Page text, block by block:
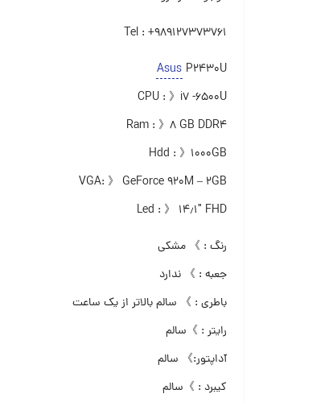
Tel : +989127373761
Asus P2430U
CPU : 》i7 -6500U
Ram : 》۸ GB DDR4
Hdd : 》۱۰۰۰GB
VGA: 》 GeForce 920M – 2GB
Led : 》 ۱۴٫۱″ FHD
رنگ : 》 مشکی
جعبه : 》 ندارد
باطری : 》 سالم بالاتر از یک ساعت
رایتر : 》سالم
آداپتور:》 سالم
کیبرد : 》سالم